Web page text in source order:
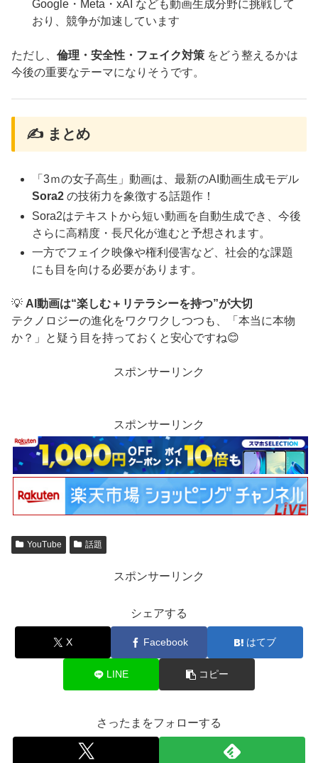
Google・Meta・xAI なども動画生成分野に挑戦して
おり、競争が加速しています
ただし、 倫理・安全性・フェイク対策 をどう整えるかは
今後の重要なテーマになりそうです。
✍️ まとめ
「3ｍの女子高生」動画は、最新のAI動画生成モデル
Sora2 の技術力を象徴する話題作！
Sora2はテキストから短い動画を自動生成でき、今後
さらに高精度・長尺化が進むと予想されます。
一方でフェイク映像や権利侵害など、社会的な課題
にも目を向ける必要があります。
💡 AI動画は“楽しむ＋リテラシーを持つ”が大切
テクノロジーの進化をワクワクしつつも、「本当に本物
か？」と疑う目を持っておくと安心ですね😊
スポンサーリンク
スポンサーリンク
YouTube 話題
スポンサーリンク
シェアする
X Facebook はてブ
LINE コピー
さったまをフォローする